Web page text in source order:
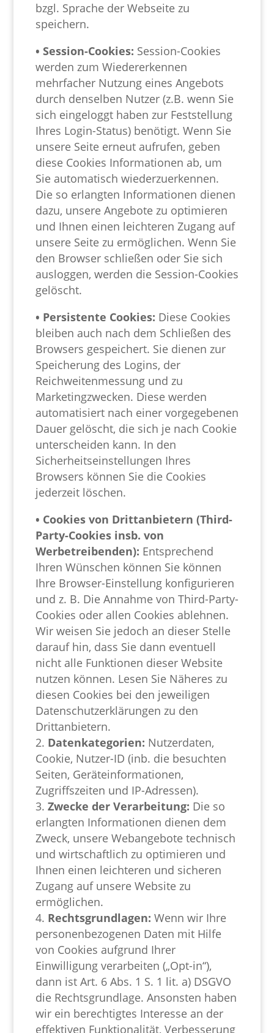
bzgl. Sprache der Webseite zu
speichern.
• Session-Cookies: Session-Cookies
werden zum Wiedererkennen
mehrfacher Nutzung eines Angebots
durch denselben Nutzer (z.B. wenn Sie
sich eingeloggt haben zur Feststellung
Ihres Login-Status) benötigt. Wenn Sie
unsere Seite erneut aufrufen, geben
diese Cookies Informationen ab, um
Sie automatisch wiederzuerkennen.
Die so erlangten Informationen dienen
dazu, unsere Angebote zu optimieren
und Ihnen einen leichteren Zugang auf
unsere Seite zu ermöglichen. Wenn Sie
den Browser schließen oder Sie sich
ausloggen, werden die Session-Cookies
gelöscht.
• Persistente Cookies: Diese Cookies
bleiben auch nach dem Schließen des
Browsers gespeichert. Sie dienen zur
Speicherung des Logins, der
Reichweitenmessung und zu
Marketingzwecken. Diese werden
automatisiert nach einer vorgegebenen
Dauer gelöscht, die sich je nach Cookie
unterscheiden kann. In den
Sicherheitseinstellungen Ihres
Browsers können Sie die Cookies
jederzeit löschen.
• Cookies von Drittanbietern (Third-
Party-Cookies insb. von
Werbetreibenden): Entsprechend
Ihren Wünschen können Sie können
Ihre Browser-Einstellung konfigurieren
und z. B. Die Annahme von Third-Party-
Cookies oder allen Cookies ablehnen.
Wir weisen Sie jedoch an dieser Stelle
darauf hin, dass Sie dann eventuell
nicht alle Funktionen dieser Website
nutzen können. Lesen Sie Näheres zu
diesen Cookies bei den jeweiligen
Datenschutzerklärungen zu den
Drittanbietern.
Datenkategorien: Nutzerdaten,
Cookie, Nutzer-ID (inb. die besuchten
Seiten, Geräteinformationen,
Zugriffszeiten und IP-Adressen).
Zwecke der Verarbeitung: Die so
erlangten Informationen dienen dem
Zweck, unsere Webangebote technisch
und wirtschaftlich zu optimieren und
Ihnen einen leichteren und sicheren
Zugang auf unsere Website zu
ermöglichen.
Rechtsgrundlagen: Wenn wir Ihre
personenbezogenen Daten mit Hilfe
von Cookies aufgrund Ihrer
Einwilligung verarbeiten („Opt-in“),
dann ist Art. 6 Abs. 1 S. 1 lit. a) DSGVO
die Rechtsgrundlage. Ansonsten haben
wir ein berechtigtes Interesse an der
effektiven Funktionalität, Verbesserung